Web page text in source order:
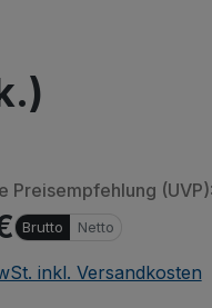
Preisempfehlung (UVP):
Brutto Netto
inkl. Versandkosten